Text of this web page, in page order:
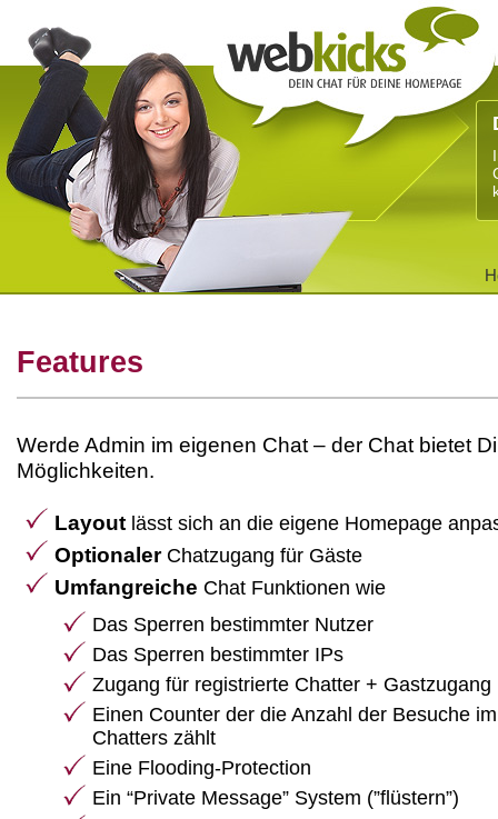
Features
Werde Admin im eigenen Chat – der Chat bietet
Möglichkeiten.
Layout lässt sich an die eigene Homepage
OptionalerChatzugang für Gäste
Umfangreiche Chat Funktionen wie
Das Sperren bestimmter Nutzer
Das Sperren bestimmter IPs
Zugang für registrierte Chatter + Gastzugang
Einen Counter der die Anzahl der Besuche
Chatters zählt
Eine Flooding-Protection
Ein “Private Message” System (”flüstern”)